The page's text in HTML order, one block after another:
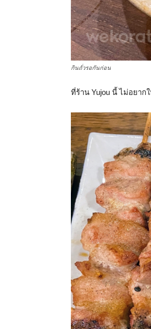
กินถั่วรอกันก่อน
ที่ร้าน Yujou นี้ ไม่อยาก